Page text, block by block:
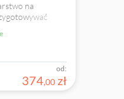
na
greckiej
od:
374,00 zł